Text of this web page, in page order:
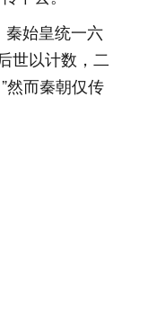
秦始皇统一六
世以计数，二
然而秦朝仅传